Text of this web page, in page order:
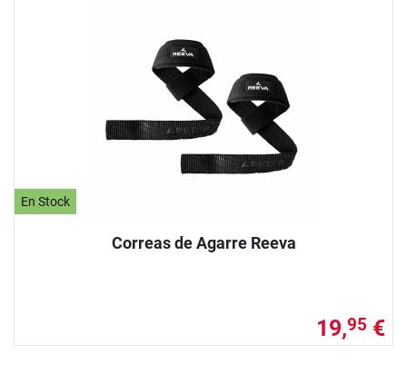
En Stock
Correas de Agarre Reeva
19,95 €